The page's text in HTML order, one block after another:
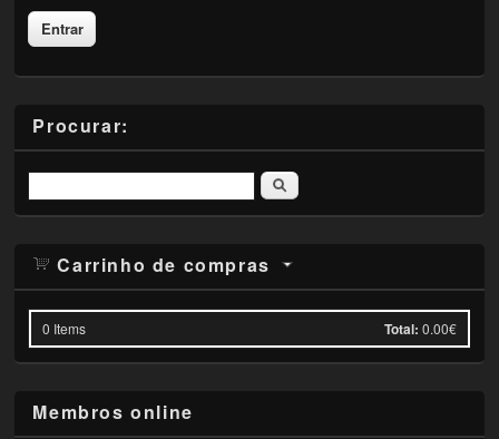
Procurar:
Pesquisar
Carrinho de compras
0 Items Total: 0.00€
Membros online